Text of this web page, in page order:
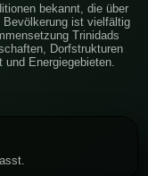
bekannt, die über
Bevölkerung ist vielfältig
Trinidads
Dorfstrukturen
Energiegebieten.